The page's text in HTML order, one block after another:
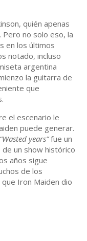
quién apenas
Pero no solo eso, la
en los últimos
notado, incluso
argentina
la guitarra de
que
el escenario le
puede generar.
“Wasted years”fue un
un show histórico
años sigue
de los
Iron Maiden dio